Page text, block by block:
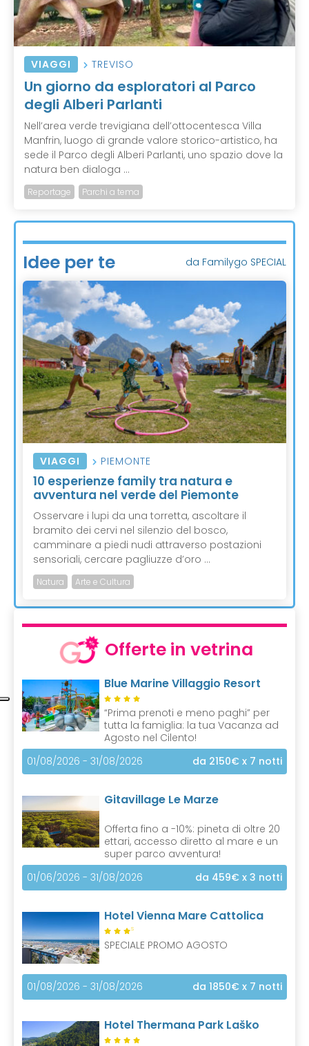
VIAGGI TREVISO
Un giorno da esploratori al Parco
degli Alberi Parlanti
Nell’area verde trevigiana dell’ottocentesca Villa
Manfrin, luogo di grande valore storico-artistico, ha
sede il Parco degli Alberi Parlanti, uno spazio dove la
natura ben dialoga ...
Reportage Parchi a tema
Idee per te da Familygo SPECIAL
VIAGGI PIEMONTE
10 esperienze family tra natura e
avventura nel verde del Piemonte
Osservare i lupi da una torretta, ascoltare il
bramito dei cervi nel silenzio del bosco,
camminare a piedi nudi attraverso postazioni
sensoriali, cercare pagliuzze d’oro ...
Natura Arte e Cultura
Offerte in vetrina
Blue Marine Villaggio Resort
“Prima prenoti e meno paghi” per
tutta la famiglia: la tua Vacanza ad
Agosto nel Cilento!
01/08/2026 - 31/08/2026
da 2150€ x 7 notti
Gitavillage Le Marze
Offerta fino a -10%: pineta di oltre 20
ettari, accesso diretto al mare e un
super parco avventura!
01/06/2026 - 31/08/2026
da 459€ x 3 notti
Hotel Vienna Mare Cattolica
S
SPECIALE PROMO AGOSTO
01/08/2026 - 31/08/2026 da 1850€ x 7 notti
Hotel Thermana Park Laško